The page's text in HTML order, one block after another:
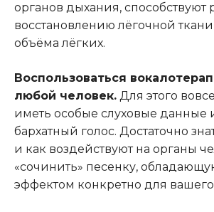
органов дыхания, способствуют
восстановлению лёгочной
объёма лёгких.
Воспользоваться
любой человек. Для этого
иметь особые слуховые данные
бархатный голос. Достаточно
и как воздействуют на органы
«сочинить» песенку,
эффектом конкретно для